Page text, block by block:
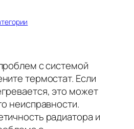
с системой
термостат. Если
это может
неисправности.
радиатора и